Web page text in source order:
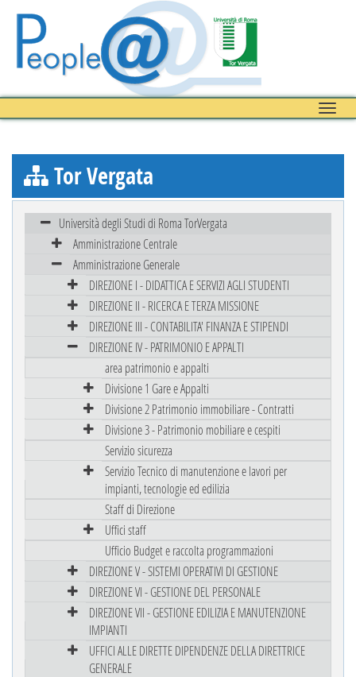
Toggle
Tor Vergata
Università degli Studi di Roma TorVergata
Amministrazione Centrale
Amministrazione Generale
DIREZIONE I - DIDATTICA E SERVIZI AGLI STUDENTI
DIREZIONE II - RICERCA E TERZA MISSIONE
DIREZIONE III - CONTABILITA' FINANZA E STIPENDI
DIREZIONE IV - PATRIMONIO E APPALTI
area patrimonio e appalti
Divisione 1 Gare e Appalti
Divisione 2 Patrimonio immobiliare - Contratti
Divisione 3 - Patrimonio mobiliare e cespiti
Servizio sicurezza
Servizio Tecnico di manutenzione e lavori per
impianti, tecnologie ed edilizia
Staff di Direzione
Uffici staff
Ufficio Budget e raccolta programmazioni
DIREZIONE V - SISTEMI OPERATIVI DI GESTIONE
DIREZIONE VI - GESTIONE DEL PERSONALE
DIREZIONE VII - GESTIONE EDILIZIA E MANUTENZIONE
IMPIANTI
UFFICI ALLE DIRETTE DIPENDENZE DELLA DIRETTRICE
GENERALE